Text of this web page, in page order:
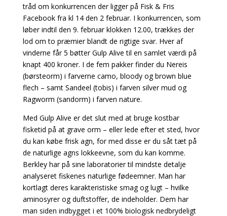
tråd om konkurrencen der ligger på Fisk & Fris
Facebook fra kl 14 den 2 februar. I konkurrencen, som
løber indtil den 9. februar klokken 12.00, trækkes der
lod om to præmier blandt de rigtige svar. Hver af
vinderne får 5 bøtter Gulp Alive til en samlet værdi på
knapt 400 kroner. I de fem pakker finder du Nereis
(børsteorm) i farverne camo, bloody og brown blue
flech – samt Sandeel (tobis) i farven silver mud og
Ragworm (sandorm) i farven nature.
Med Gulp Alive er det slut med at bruge kostbar
fisketid på at grave orm – eller lede efter et sted, hvor
du kan købe frisk agn, for med disse er du såt tæt på
de naturlige agns lokkeevne, som du kan komme.
Berkley har på sine laboratorier til mindste detalje
analyseret fiskenes naturlige fødeemner. Man har
kortlagt deres karakteristiske smag og lugt – hvilke
aminosyrer og duftstoffer, de indeholder. Dem har
man siden indbygget i et 100% biologisk nedbrydeligt